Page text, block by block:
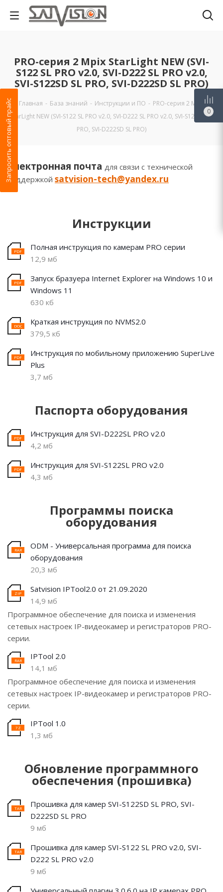
PRO-серия 2 Mpix StarLight NEW (SVI-
S122 SL PRO v2.0, SVI-D222 SL PRO v2.0,
SVI-S122SD SL PRO, SVI-D222SD SL PRO)
Главная - База знаний - Инструкции и ПО - PRO-серия 2 Mpix
StarLight NEW (SVI-S122 SL PRO v2.0, SVI-D222 SL PRO v2.0, SVI-S122SD SL
PRO, SVI-D222SD SL PRO)
Электронная почта для связи с технической
поддержкой satvision-tech@yandex.ru
Инструкции
Полная инструкция по камерам PRO серии
12,9 мб
Запуск бразуера Internet Explorer на Windows 10 и
Windows 11
630 кб
Краткая инструкция по NVMS2.0
379,5 кб
Инструкция по мобильному приложению SuperLive
Plus
3,7 мб
Паспорта оборудования
Инструкция для SVI-D222SL PRO v2.0
4,2 мб
Инструкция для SVI-S122SL PRO v2.0
4,3 мб
Программы поиска
оборудования
ODM - Универсальная программа для поиска
оборудования
20,3 мб
Satvision IPTool2.0 от 21.09.2020
14,9 мб
Программное обеспечение для поиска и изменения
сетевых настроек IP-видеокамер и регистраторов PRO-
серии.
IPTool 2.0
14,1 мб
Программное обеспечение для поиска и изменения
сетевых настроек IP-видеокамер и регистраторов PRO-
серии.
IPTool 1.0
1,3 мб
Обновление программного
обеспечения (прошивка)
Прошивка для камер SVI-S122SD SL PRO, SVI-
D222SD SL PRO
9 мб
Прошивка для камер SVI-S122 SL PRO v2.0, SVI-
D222 SL PRO v2.0
9 мб
Запросить оптовый прайс 0